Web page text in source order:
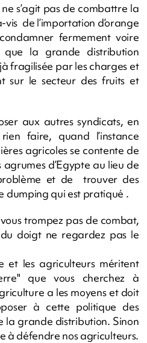
s’agit pas de combattre la
vis de l’importation d’orange
fermement voire
que la grande distribution
fragilisée par les charges et
sur le secteur des fruits et
aux autres syndicats, en
faire, quand l’instance
agricoles se contente de
d’Egypte au lieu de
et de trouver des
dumping qui est pratiqué .
trompez pas de combat,
du doigt ne regardez pas le
et les agriculteurs méritent
que vous cherchez à
a les moyens et doit
à cette politique des
la grande distribution. Sinon
à défendre nos agriculteurs.